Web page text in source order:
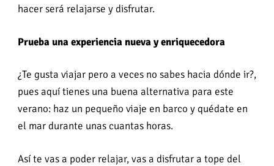
hacer será relajarse y disfrutar.
Prueba una experiencia nueva y enriquecedora
¿Te gusta viajar pero a veces no sabes hacia dónde ir?,
pues aquí tienes una buena alternativa para este
verano: haz un pequeño viaje en barco y quédate en
el mar durante unas cuantas horas.
Así te vas a poder relajar, vas a disfrutar a tope del